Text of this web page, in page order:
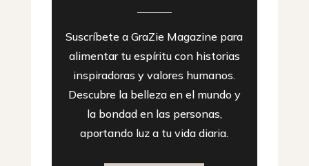
Suscríbete a GraZie Magazine para
alimentar tu espíritu con historias
inspiradoras y valores humanos.
Descubre la belleza en el mundo y
la bondad en las personas,
aportando luz a tu vida diaria.